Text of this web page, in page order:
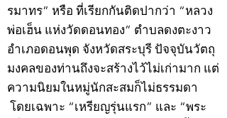
รมาทร” หรือ ที่เรียกกันติดปากว่า “หลวง
พ่อเฮ็น แห่งวัดดอนทอง” ตำบลดงตะงาว
อำเภอดอนพุด จังหวัดสระบุรี ปัจจุบันวัตถุ
มงคลของท่านถึงจะสร้างไว้ไม่เก่ามาก แต่
ความนิยมในหมู่นักสะสมก็ไม่ธรรมดา
โดยเฉพาะ “เหรียญรุ่นแรก” และ “พระ